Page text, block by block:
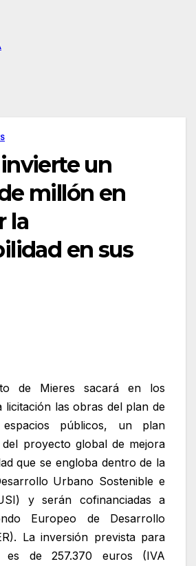
un
millón en
la
en sus
de Mieres sacará en los
licitación las obras del plan de
públicos, un plan
proyecto global de mejora
que se engloba dentro de la
Urbano Sostenible e
y serán cofinanciadas a
Europeo de Desarrollo
La inversión prevista para
es de 257.370 euros (IVA